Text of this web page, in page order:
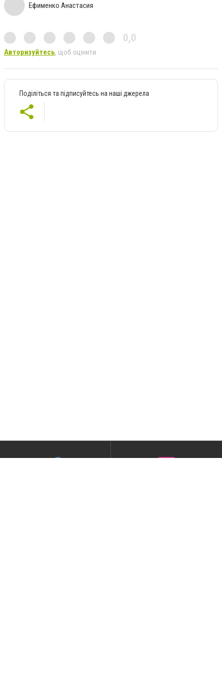
Ефименко Анастасия
0,0
Авторизуйтесь, щоб оцінити
Поділіться та підписуйтесь на наші джерела